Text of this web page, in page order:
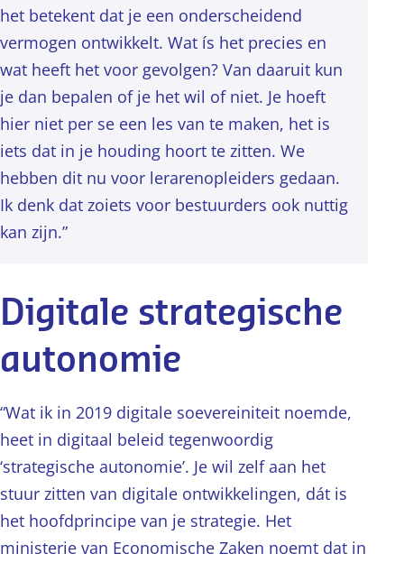
het betekent dat je een onderscheidend
vermogen ontwikkelt. Wat ís het precies en
wat heeft het voor gevolgen? Van daaruit kun
je dan bepalen of je het wil of niet. Je hoeft
hier niet per se een les van te maken, het is
iets dat in je houding hoort te zitten. We
hebben dit nu voor lerarenopleiders gedaan.
Ik denk dat zoiets voor bestuurders ook nuttig
kan zijn.”
Digitale strategische
autonomie
“Wat ik in 2019 digitale soevereiniteit noemde,
heet in digitaal beleid tegenwoordig
‘strategische autonomie’. Je wil zelf aan het
stuur zitten van digitale ontwikkelingen, dát is
het hoofdprincipe van je strategie. Het
ministerie van Economische Zaken noemt dat in